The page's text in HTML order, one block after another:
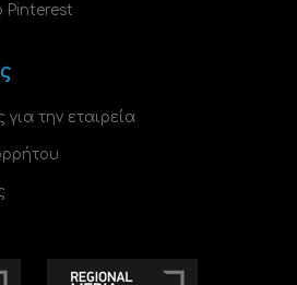
Pinterest
για την εταιρεία